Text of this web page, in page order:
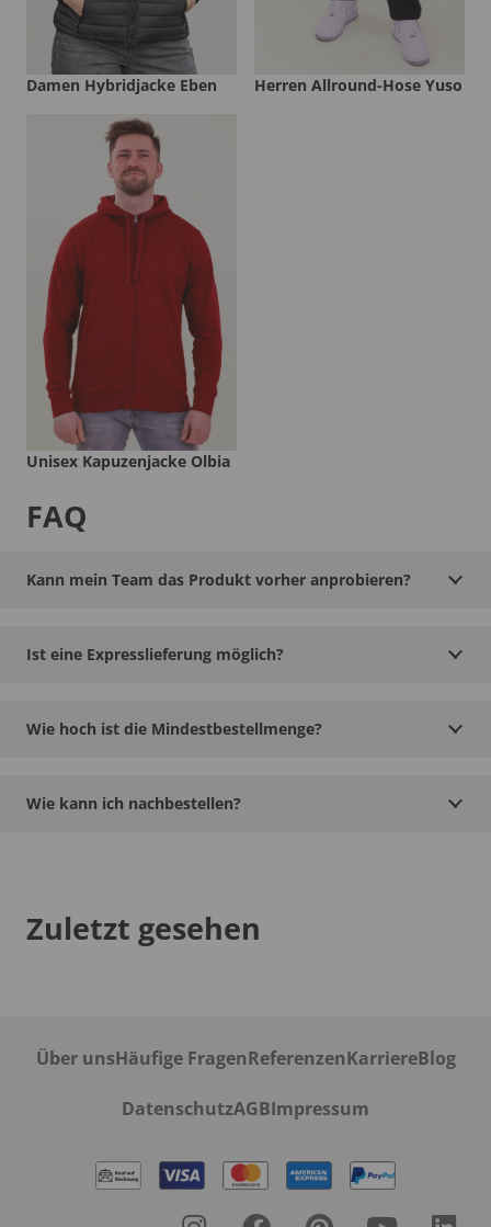
Damen Hybridjacke Eben Herren Allround-Hose Yuso
Unisex Kapuzenjacke Olbia
FAQ
Kann mein Team das Produkt vorher anprobieren?
Ist eine Expresslieferung möglich?
Wie hoch ist die Mindestbestellmenge?
Wie kann ich nachbestellen?
Zuletzt gesehen
Über unsHäufige FragenReferenzenKarriereBlog
DatenschutzAGBImpressum